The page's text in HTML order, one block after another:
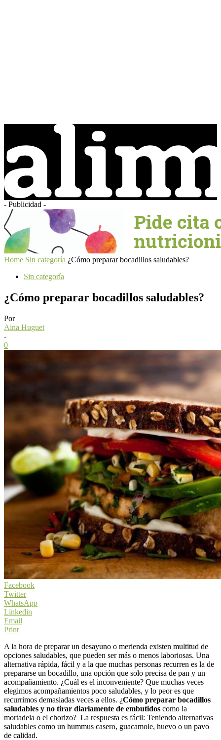
- Publicidad -
Home Sin categoría ¿Cómo preparar bocadillos saludables?
Sin categoría
¿Cómo preparar bocadillos saludables?
Por
Aina Huguet
-
0
Facebook
Twitter
WhatsApp
Linkedin
Email
Print
A la hora de preparar un desayuno o merienda existen multitud de
opciones saludables, que pueden ser más o menos laboriosas. Una
alternativa rápida, fácil y a la que muchas personas recurren es la de
prepararse un bocadillo, una opción que solo precisa de pan y un
acompañamiento. ¿Cuál es el inconveniente? Que muchas veces
elegimos acompañamientos poco saludables, y lo peor es que
recurrimos demasiadas veces a ellos. ¿Cómo preparar bocadillos
saludables y no tirar diariamente de embutidos como la
mortadela o el chorizo? La respuesta es fácil: Teniendo alternativas
saludables como un hummus casero, guacamole, huevo o un pavo
de calidad.